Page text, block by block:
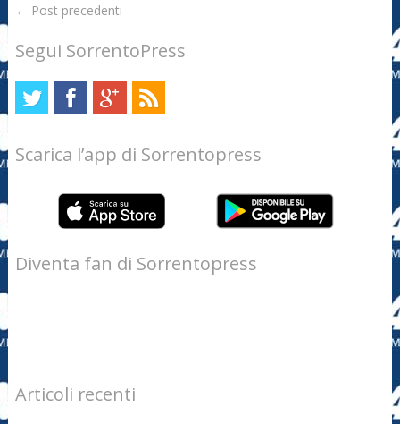
← Post precedenti
Segui SorrentoPress
Scarica l’app di Sorrentopress
Diventa fan di Sorrentopress
Articoli recenti